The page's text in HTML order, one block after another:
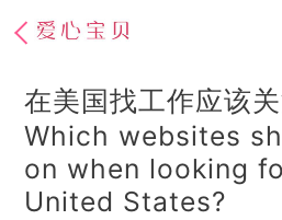
在美国找工作应该
Which websites
on when looking
United States?